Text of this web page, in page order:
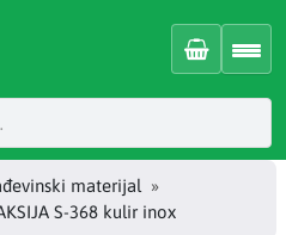
materijal
S-368 kulir inox